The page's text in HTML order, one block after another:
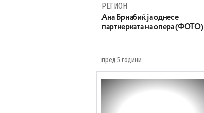
РЕГИОН
Ана Брнабиќ ја однесе
партнерката на опера (ФОТО)
пред 5 години